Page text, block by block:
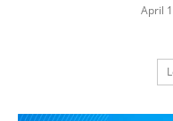
April